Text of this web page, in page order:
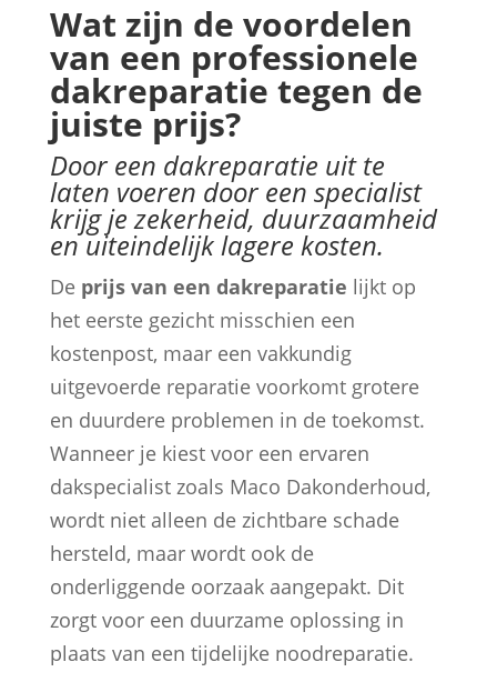
Wat zijn de voordelen
van een professionele
dakreparatie tegen de
juiste prijs?
Door een dakreparatie uit te
laten voeren door een specialist
krijg je zekerheid, duurzaamheid
en uiteindelijk lagere kosten.
De prijs van een dakreparatie lijkt op
het eerste gezicht misschien een
kostenpost, maar een vakkundig
uitgevoerde reparatie voorkomt grotere
en duurdere problemen in de toekomst.
Wanneer je kiest voor een ervaren
dakspecialist zoals Maco Dakonderhoud,
wordt niet alleen de zichtbare schade
hersteld, maar wordt ook de
onderliggende oorzaak aangepakt. Dit
zorgt voor een duurzame oplossing in
plaats van een tijdelijke noodreparatie.